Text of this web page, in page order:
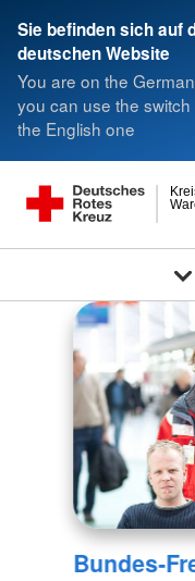
Sie befinden sich auf
deutschen Website
You are on the
you can use the switch
the English one
Bundes-